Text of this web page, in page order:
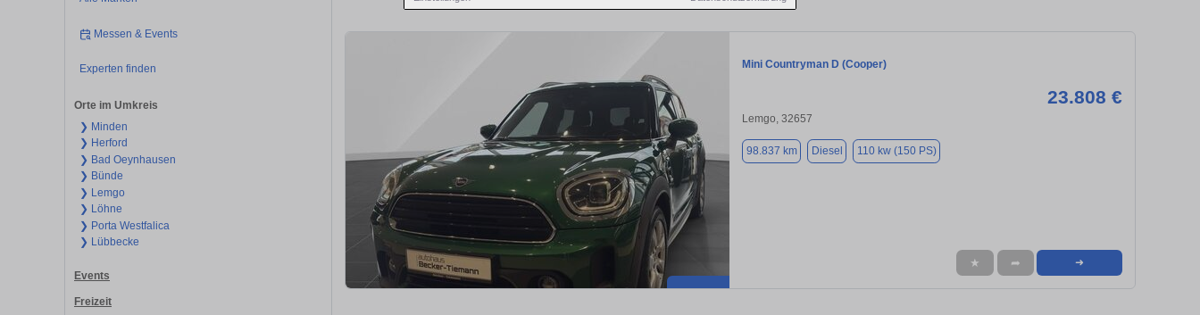
Messen & Events
Experten finden
Orte im Umkreis
❯ Minden
❯ Herford
❯ Bad Oeynhausen
❯ Bünde
❯ Lemgo
❯ Löhne
❯ Porta Westfalica
❯ Lübbecke
Events
Freizeit
Mini Countryman D (Cooper)
23.808 €
Lemgo, 32657
98.837 km Diesel 110 kw (150 PS)
★ ➦ ➜